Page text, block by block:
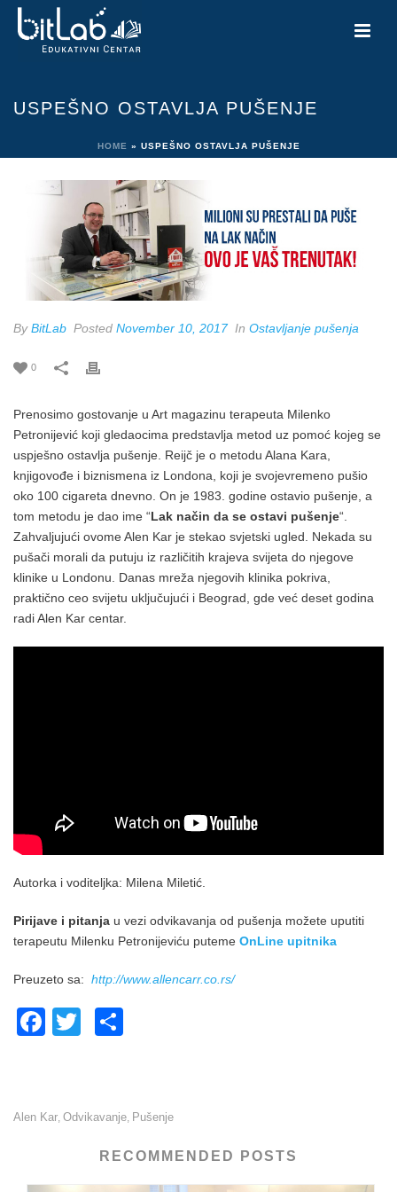
USPEŠNO OSTAVLJA PUŠENJE
HOME » USPEŠNO OSTAVLJA PUŠENJE
ByBitLab Posted November 10, 2017 In Ostavljanje pušenja
0
Prenosimo gostovanje u Art magazinu terapeuta Milenko
Petronijević koji gledaocima predstavlja metod uz pomoć kojeg se
uspješno ostavlja pušenje. Reijč je o metodu Alana Kara,
knjigovođe i biznismena iz Londona, koji je svojevremeno pušio
oko 100 cigareta dnevno. On je 1983. godine ostavio pušenje, a
tom metodu je dao ime “Lak način da se ostavi pušenje“.
Zahvaljujući ovome Alen Kar je stekao svjetski ugled. Nekada su
pušači morali da putuju iz različitih krajeva svijeta do njegove
klinike u Londonu. Danas mreža njegovih klinika pokriva,
praktično ceo svijetu uključujući i Beograd, gde već deset godina
radi Alen Kar centar.
Autorka i voditeljka: Milena Miletić.
Pirijave i pitanja u vezi odvikavanja od pušenja možete uputiti
terapeutu Milenku Petronijeviću puteme OnLine upitnika
Preuzeto sa: http://www.allencarr.co.rs/
F
e
er e
Alen Kar, Odvikavanje, Pušenje
RECOMMENDED POSTS